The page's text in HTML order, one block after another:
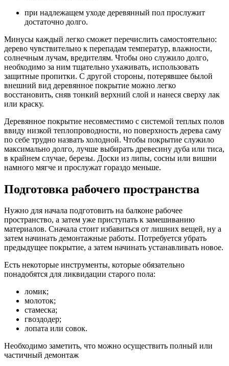
при надлежащем уходе деревянный пол прослужит
достаточно долго.
Минусы каждый легко сможет перечислить самостоятельно:
дерево чувствительно к перепадам температур, влажности,
солнечным лучам, вредителям. Чтобы оно служило долго,
необходимо за ним тщательно ухаживать, использовать
защитные пропитки. С другой стороны, потерявшее былой
внешний вид деревянное покрытие можно легко
восстановить, сняв тонкий верхний слой и нанеся сверху лак
или краску.
Деревянное покрытие несовместимо с системой теплых полов
ввиду низкой теплопроводности, но поверхность дерева саму
по себе трудно назвать холодной. Чтобы покрытие служило
максимально долго, лучше выбирать древесину дуба или тиса,
в крайнем случае, березы. Доски из липы, сосны или вишни
намного мягче и прослужат гораздо меньше.
Подготовка рабочего пространства
Нужно для начала подготовить на балконе рабочее
пространство, а затем уже приступать к замешиванию
материалов. Сначала стоит избавиться от лишних вещей, ну а
затем начинать демонтажные работы. Потребуется убрать
предыдущее покрытие, а затем начинать устанавливать новое.
Есть некоторые инструменты, которые обязательно
понадобятся для ликвидации старого пола:
ломик;
молоток;
стамеска;
гвоздодер;
лопата или совок.
Необходимо заметить, что можно осуществить полный или
частичный демонтаж